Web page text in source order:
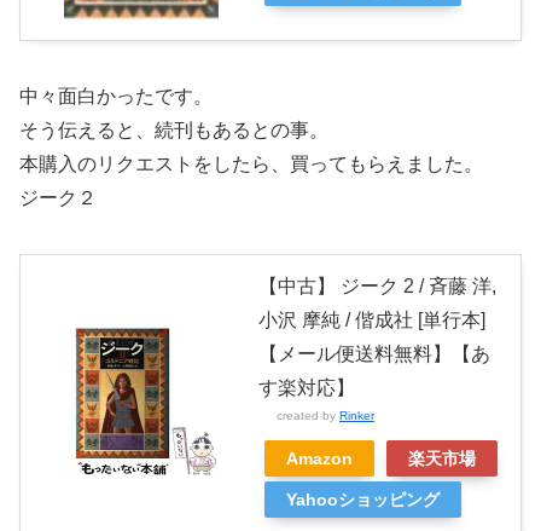
中々面白かったです。
そう伝えると、続刊もあるとの事。
本購入のリクエストをしたら、買ってもらえました。
ジーク２
【中古】 ジーク 2 / 斉藤 洋,
小沢 摩純 / 偕成社 [単行本]
【メール便送料無料】【あ
す楽対応】
created by Rinker
Amazon 楽天市場
Yahooショッピング